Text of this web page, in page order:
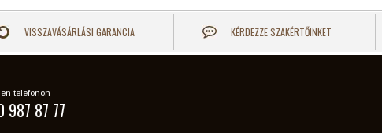
VISSZAVÁSÁRLÁSI GARANCIA KÉRDEZZE SZAKÉRTŐINKET
telefonon
987 87 77